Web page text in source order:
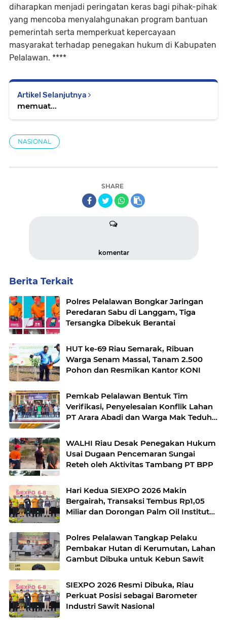
diharapkan menjadi peringatan keras bagi pihak-pihak
yang mencoba menyalahgunakan program bantuan
pemerintah serta memperkuat kepercayaan
masyarakat terhadap penegakan hukum di Kabupaten
Pelalawan. ****
Artikel Selanjutnya
memuat...
NASIONAL
SHARE
komentar
Berita Terkait
Polres Pelalawan Bongkar Jaringan
Peredaran Sabu di Langgam, Tiga
Tersangka Dibekuk Berantai
HUT ke-69 Riau Semarak, Ribuan
Warga Senam Massal, Tanam 2.500
Pohon dan Resmikan Kantor KONI
Pemkab Pelalawan Bentuk Tim
Verifikasi, Penyelesaian Konflik Lahan
PT Arara Abadi dan Warga Mak Teduh
WALHI Riau Desak Penegakan Hukum
Usai Dugaan Pencemaran Sungai
Reteh oleh Aktivitas Tambang PT BPP
Hari Kedua SIEXPO 2026 Makin
Bergairah, Transaksi Tembus Rp1,05
Miliar dan Dorongan Palm Oil Institute
Polres Pelalawan Tangkap Pelaku
Pembakar Hutan di Kerumutan, Lahan
Gambut Dibuka untuk Kebun Sawit
SIEXPO 2026 Resmi Dibuka, Riau
Perkuat Posisi sebagai Barometer
Industri Sawit Nasional